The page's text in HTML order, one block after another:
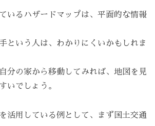
いるハザードマップは、平面的な情報
という人は、わかりにくいかもしれま
分の家から移動してみれば、地図を見
いでしょう。
活用している例として、まず国土交通